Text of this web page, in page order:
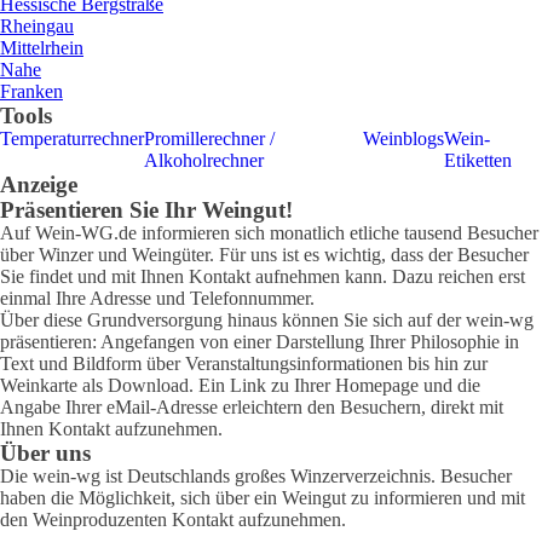
Hessische Bergstraße
Rheingau
Mittelrhein
Nahe
Franken
Tools
TemperaturrechnerPromillerechner /
Alkoholrechner
WeinblogsWein-
Etiketten
Anzeige
Präsentieren Sie Ihr Weingut!
Auf Wein-WG.de informieren sich monatlich etliche tausend Besucher
über Winzer und Weingüter. Für uns ist es wichtig, dass der Besucher
Sie findet und mit Ihnen Kontakt aufnehmen kann. Dazu reichen erst
einmal Ihre Adresse und Telefonnummer.
Über diese Grundversorgung hinaus können Sie sich auf der wein-wg
präsentieren: Angefangen von einer Darstellung Ihrer Philosophie in
Text und Bildform über Veranstaltungsinformationen bis hin zur
Weinkarte als Download. Ein Link zu Ihrer Homepage und die
Angabe Ihrer eMail-Adresse erleichtern den Besuchern, direkt mit
Ihnen Kontakt aufzunehmen.
Über uns
Die wein-wg ist Deutschlands großes Winzerverzeichnis. Besucher
haben die Möglichkeit, sich über ein Weingut zu informieren und mit
den Weinproduzenten Kontakt aufzunehmen.